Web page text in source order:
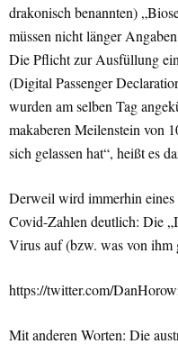
drakonisch benannten)
müssen nicht länger
Die Pflicht zur Ausfüllung
(Digital Passenger
wurden am selben Tag
makaberen Meilenstein von
sich gelassen hat“, heißt es
Derweil wird immerhin eines
Covid-Zahlen deutlich: Die
Virus auf (bzw. was von ihm
https://twitter.com/
Mit anderen Worten: Die